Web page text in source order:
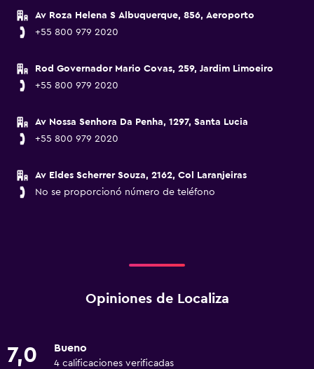
Av Roza Helena S Albuquerque, 856, Aeroporto
+55 800 979 2020
Rod Governador Mario Covas, 259, Jardim Limoeiro
+55 800 979 2020
Av Nossa Senhora Da Penha, 1297, Santa Lucia
+55 800 979 2020
Av Eldes Scherrer Souza, 2162, Col Laranjeiras
No se proporcionó número de teléfono
Opiniones de Localiza
7,0 Bueno
4 calificaciones verificadas